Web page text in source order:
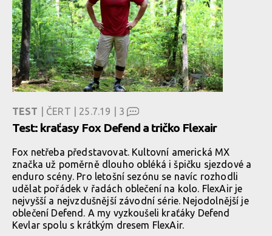
TEST | ČERT | 25.7.19 | 3
Test: kraťasy Fox Defend a tričko Flexair
Fox netřeba představovat. Kultovní americká MX
značka už poměrně dlouho obléká i špičku sjezdové a
enduro scény. Pro letošní sezónu se navíc rozhodli
udělat pořádek v řadách oblečení na kolo. FlexAir je
nejvyšší a nejvzdušnější závodní série. Nejodolnější je
oblečení Defend. A my vyzkoušeli kraťáky Defend
Kevlar spolu s krátkým dresem FlexAir.